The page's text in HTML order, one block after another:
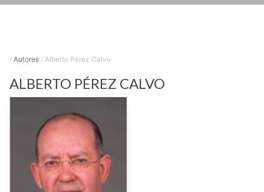
/ Autores / Alberto Pérez Calvo
ALBERTO PÉREZ CALVO